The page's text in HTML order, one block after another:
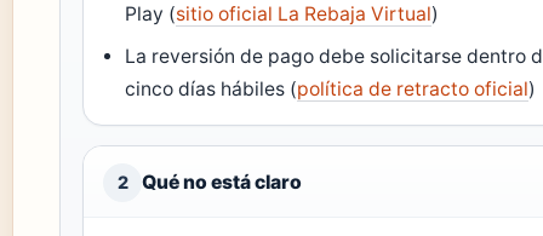
Play (sitio oficial La Rebaja Virtual)
La reversión de pago debe solicitarse dentro
cinco días hábiles (política de retracto oficial)
2 Qué no está claro